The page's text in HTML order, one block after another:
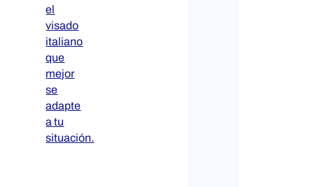
el
visado
italiano
que
mejor
se
adapte
a tu
situación.